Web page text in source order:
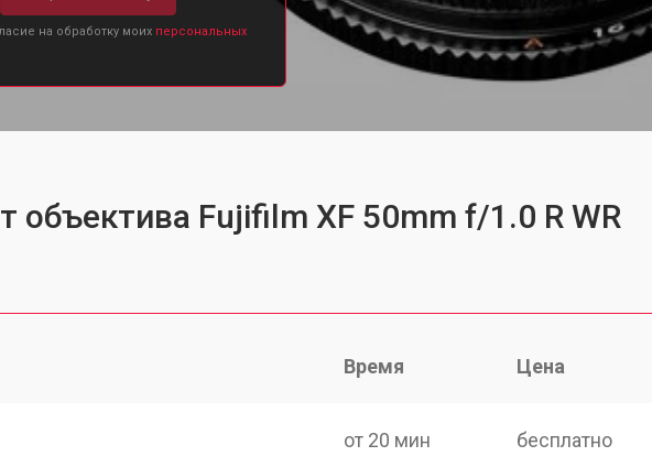
на обработку моих персональных
объектива Fujifilm XF 50mm f/1.0 R WR
Время Цена
от 20 мин бесплатно